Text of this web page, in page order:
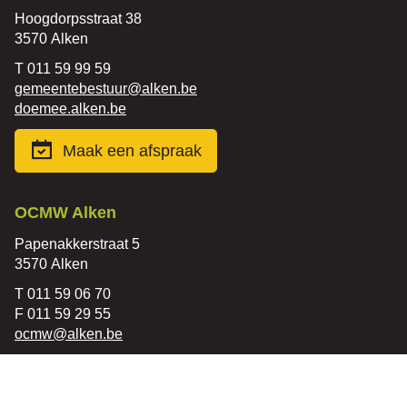
Adres
Hoogdorpsstraat 38
,3570 Alken
Tel.011 59 99 59
E-
mail
gemeentebestuur@alken.be
Website
doemee.alken.be
Maak een afspraak
Contact
OCMW Alken
Adres
Papenakkerstraat 5
,3570 Alken
Tel.011 59 06 70
Fax011 59 29 55
E-
mail
ocmw@alken.be